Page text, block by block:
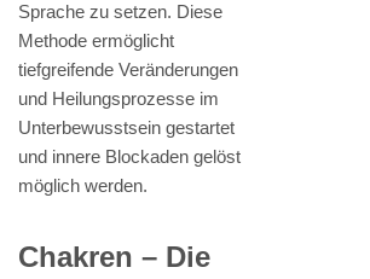
Sprache zu setzen. Diese
Methode ermöglicht
tiefgreifende Veränderungen
und Heilungsprozesse im
Unterbewusstsein gestartet
und innere Blockaden gelöst
möglich werden.
Chakren – Die